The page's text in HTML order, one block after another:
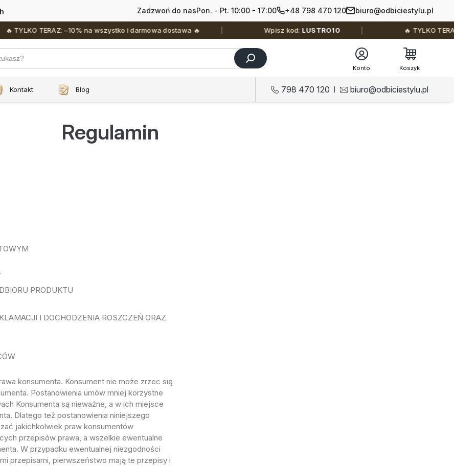
Zadzwoń do nasPon. - Pt. 10:00 - 17:00 +48 798 470 120 biuro@odbiciestylu.pl
TERAZ: –10% na wszystko i darmowa dostawa 🔥 Wpisz kod:LUSTRO10 🔥 TYLKO TERAZ:
Konto Koszyk
Kontakt Blog 798 470 120 biuro@odbiciestylu.pl
Regulamin
PRODUKTU
I DOCHODZENIA ROSZCZEŃ ORAZ
konsumenta. Konsument nie może zrzec się
Postanowienia umów mniej korzystne
Konsumenta są nieważne, a w ich miejsce
Dlatego też postanowienia niniejszego
jakichkolwiek praw konsumentów
przepisów prawa, a wszelkie ewentualne
W przypadku ewentualnej niezgodności
przepisami, pierwszeństwo mają te przepisy i